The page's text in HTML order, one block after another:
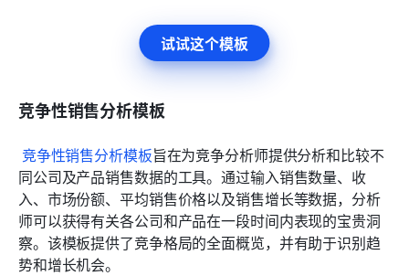
试试这个模板
竞争性销售分析模板
竞争性销售分析模板旨在为竞争分析师提供分析和比较不
同公司及产品销售数据的工具。通过输入销售数量、收
入、市场份额、平均销售价格以及销售增长等数据，分析
师可以获得有关各公司和产品在一段时间内表现的宝贵洞
察。该模板提供了竞争格局的全面概览，并有助于识别趋
势和增长机会。